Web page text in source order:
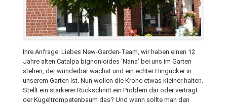
Ihre Anfrage: Liebes New-Garden-Team, wir haben einen 12
Jahre alten Catalpa bignonioides ‘Nana’ bei uns im Garten
stehen, der wunderbar wächst und ein echter Hingucker in
unserem Garten ist. Nun wollen die Krone etwas kleiner halten.
Stellt ein stärkerer Rückschnitt ein Problem dar oder verträgt
der Kugeltrompetenbaum das? Und wann sollte man den